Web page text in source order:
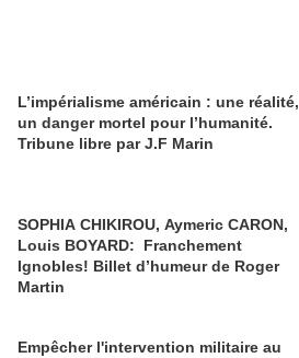
L’impérialisme américain : une réalité,
un danger mortel pour l’humanité.
Tribune libre par J.F Marin
SOPHIA CHIKIROU, Aymeric CARON,
Louis BOYARD: Franchement
Ignobles! Billet d’humeur de Roger
Martin
Empêcher l'intervention militaire au